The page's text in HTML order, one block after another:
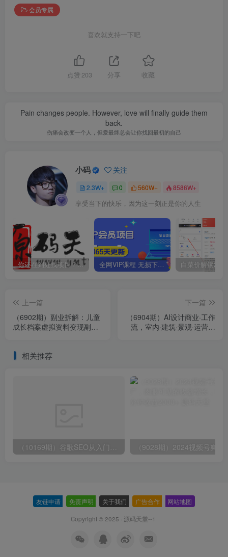
会员专属
喜欢就支持一下吧
点赞 203 分享 收藏
Pain changes people. However, love will finally guide them
back.
伤痛会改变一个人，但爱最终总会让你找回最初的自己
小码 关注
2.3W+ 0 560W+ 8586W+
享受当下的快乐，因为这一刻正是你的人生
你还在到处找项目？还在当韭菜？我靠卖项目一个月收入5万+，曾经我也是个失败者。 全网VIP课程 无损下载~
上一篇
（6902期）副业拆解：儿童
成长档案虚拟资料变现副
下一篇
（6904期）AI设计商业·工作
流，室内·建筑·景观·运营，
相关推荐
友链申请 免责声明 关于我们 广告合作 网站地图
Copyright © 2025 · 源码天堂--1